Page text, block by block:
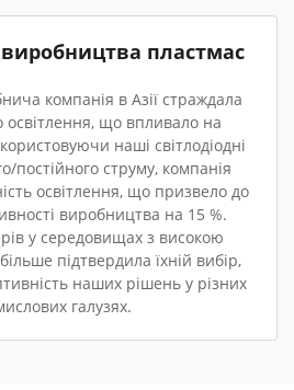
пластмас
компанія в Азії страждала
освітлення, що впливало на
наші світлодіодні
постійного струму, компанія
освітлення, що призвело до
виробництва на 15 %.
у середовищах з високою
підтвердила їхній вибір,
наших рішень у різних
галузях.